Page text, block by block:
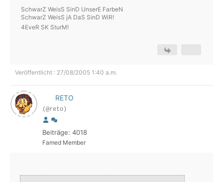
SchwarZ WeisS SinD UnserE FarbeN
SchwarZ WeisS jA DaS SinD WiR!
4EveR SK SturM!
Veröffentlicht : 27/08/2005 1:40 a.m.
RETO
(@reto)
Beiträge: 4018
Famed Member